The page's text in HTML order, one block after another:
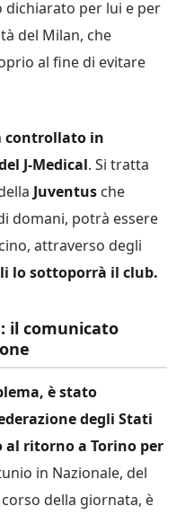
dichiarato per lui e per
del Milan, che
al fine di evitare
controllato in
J-Medical. Si tratta
Juventus che
domani, potrà essere
attraverso degli
lo sottoporrà il club.
il comunicato
è stato
degli Stati
al ritorno a Torino per
in Nazionale, del
della giornata, è